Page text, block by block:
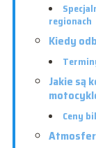
regionach
Kiedy
Jakie są
Ceny